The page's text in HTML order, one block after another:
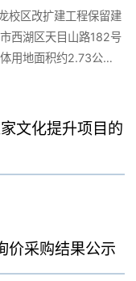
爱 创新 服务”作为校训
”理念大讨论的实施方
基金，制定《校院协
管理办法（试
业发展的作用，实验
医药研发提供支撑，安
。制定校党委《关于落
月开展“第一议题”学习
，切实将学习成果转化
求编制述标资料并盖章
设工程室外附属及景
。1.营
，近3个月社保缴纳证
方式进行。（三）具体
告在杭州医学院官网
示公告栏发布。六、
校区改扩建工程保留建
西湖区天目山路182号
用地面积约2.73公
建1栋地上17层产教
1层传达室，以及地下1
科技医疗综合楼位于黄
购：是四、比价内容
龙校区改扩建工程保
文化提升项目的
价采购结果公示